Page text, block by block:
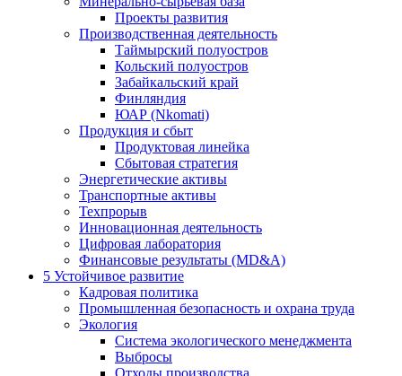
Проекты развития
Производственная деятельность
Таймырский полуостров
Кольский полуостров
Забайкальский край
Финляндия
ЮАР (Nkomati)
Продукция и сбыт
Продуктовая линейка
Сбытовая стратегия
Энергетические активы
Транспортные активы
Техпрорыв
Инновационная деятельность
Цифровая лаборатория
Финансовые результаты (MD&A)
5 Устойчивое развитие
Кадровая политика
Промышленная безопасность и охрана труда
Экология
Система экологического менеджмента
Выбросы
Отходы производства